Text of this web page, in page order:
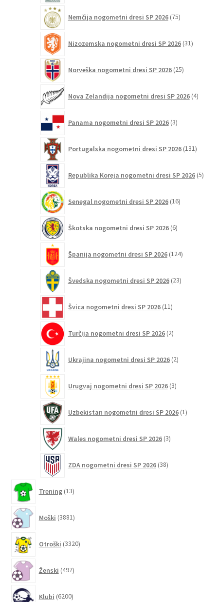
Nemčija nogometni dresi SP 2026 75izdelkov
Nizozemska nogometni dresi SP 2026 31izdelkov
Norveška nogometni dresi SP 2026 25izdelkov
Nova Zelandija nogometni dresi SP 2026 4izdelki
Panama nogometni dresi SP 2026 3izdelki
Portugalska nogometni dresi SP 2026 131
Republika Koreja nogometni dresi SP 2026 5
Senegal nogometni dresi SP 2026 16izdelkov
Škotska nogometni dresi SP 2026 6izdelkov
Španija nogometni dresi SP 2026 124izdelkov
Švedska nogometni dresi SP 2026 23izdelkov
Švica nogometni dresi SP 2026 11izdelkov
Turčija nogometni dresi SP 2026 2izdelka
Ukrajina nogometni dresi SP 2026 2izdelka
Urugvaj nogometni dresi SP 2026 3izdelki
Uzbekistan nogometni dresi SP 2026 1izdelek
Wales nogometni dresi SP 2026 3izdelki
ZDA nogometni dresi SP 2026 38izdelkov
Trening 13izdelkov
Moški 3881izdelkov
Otroški 3320izdelkov
Ženski 497izdelkov
Klubi 6200